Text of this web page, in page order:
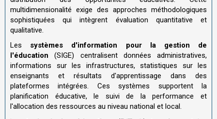
multidimensionalité exige des approches méthodologiques
sophistiquées qui intègrent évaluation quantitative et
qualitative.
Les systèmes d'information pour la gestion de
l'éducation (SIGE) centralisent données administratives,
informations sur les infrastructures, statistiques sur les
enseignants et résultats d'apprentissage dans des
plateformes intégrées. Ces systèmes supportent la
planification éducative, le suivi de la performance et
l'allocation des ressources au niveau national et local.